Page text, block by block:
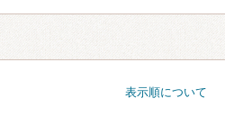
表示順について